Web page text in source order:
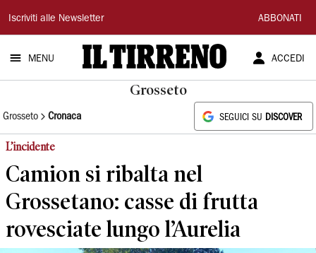
Il
Tirreno
Iscriviti alle Newsletter ABBONATI
MENU ACCEDI
Grosseto
Grosseto Cronaca SEGUICI SU DISCOVER
L’incidente
Camion si ribalta nel
Grossetano: casse di frutta
rovesciate lungo l’Aurelia